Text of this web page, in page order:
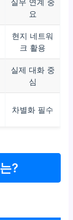
요
현지 네트워
크 활용
실제 대화 중
심
차별화 필수
?